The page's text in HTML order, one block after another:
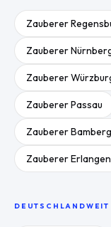
Zauberer
Zauberer
Zauberer
ZaubererPassau
ZaubererBamberg
ZaubererErlangen
DEUTSCHLANDWEIT